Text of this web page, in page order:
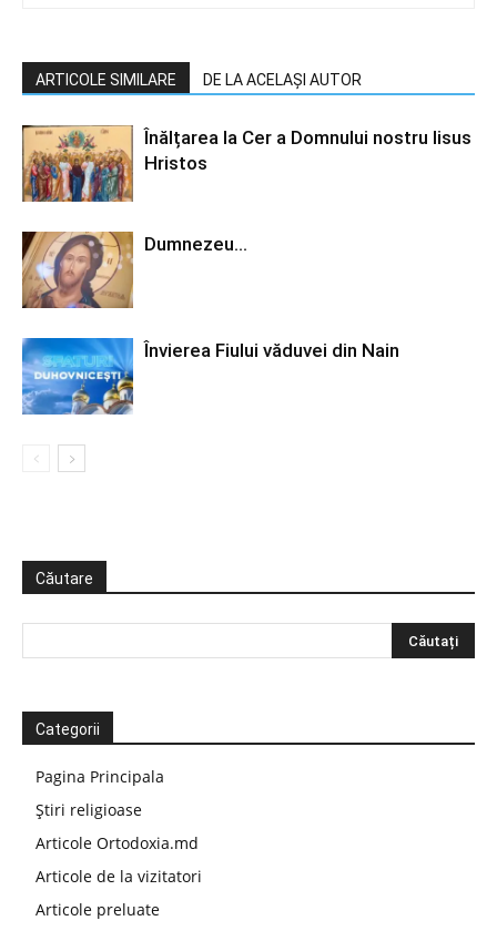
ARTICOLE SIMILARE DE LA ACELAȘI AUTOR
Înălțarea la Cer a Domnului nostru Iisus
Hristos
Dumnezeu…
Învierea Fiului văduvei din Nain
Căutare
Categorii
Pagina Principala
Știri religioase
Articole Ortodoxia.md
Articole de la vizitatori
Articole preluate